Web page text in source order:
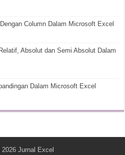
Column Dalam Microsoft Excel
Absolut dan Semi Absolut Dalam
Dalam Microsoft Excel
2026 Jurnal Excel